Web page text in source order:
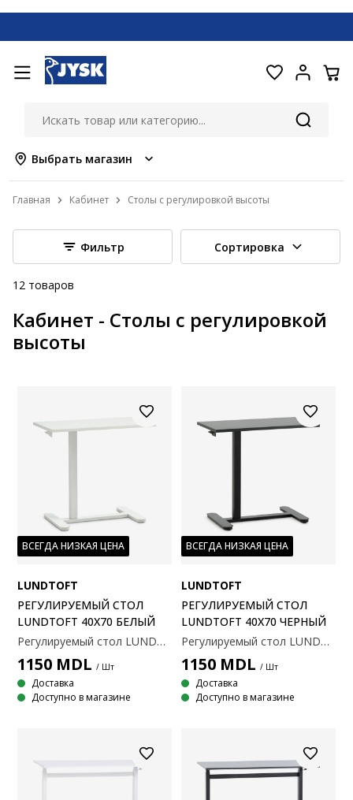
Выбрать магазин
Главная Кабинет Столы с регулировкой высоты
Фильтр Сортировка
12 товаров
Кабинет - Столы с регулировкой
высоты
ВСЕГДА НИЗКАЯ ЦЕНА
LUNDTOFT
РЕГУЛИРУЕМЫЙ СТОЛ
LUNDTOFT 40X70 БЕЛЫЙ
Регулируемый стол LUNDTOFT — это компактное и универсальное рабочее пространство. Вы можете легко отрегулировать высоту стола под положение сидя или стоя, используя бесшумный энергосберегающий газовый подъемник. Практичные колесики позволяют свободно перемещать стол и устанавливать его в любом удобном месте. Стол имеет минималистичный дизайн и белый цвет, который подойдет к любому стилю интерьера. Размеры: 40x70x64-108 см
1150 MDL / Шт
Доставка
Доступно в магазине
ВСЕГДА НИЗКАЯ ЦЕНА
LUNDTOFT
РЕГУЛИРУЕМЫЙ СТОЛ
LUNDTOFT 40X70 ЧЕРНЫЙ
Регулируемый стол LUNDTOFT — это компактное и универсальное рабочее пространство. Вы можете легко отрегулировать высоту стола под положение сидя или стоя, используя бесшумный энергосберегающий газовый подъемник. Практичные колесики позволяют свободно перемещать стол и устанавливать его в любом удобном месте. Стол имеет минималистичный дизайн и черный цвет, который подойдет к любому стилю интерьера. Размеры: 40x70x64-108 см
1150 MDL / Шт
Доставка
Доступно в магазине